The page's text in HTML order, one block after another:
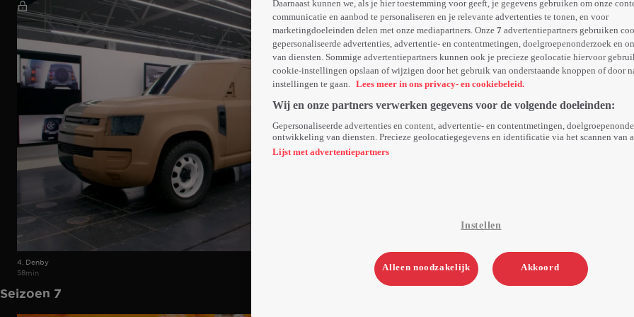
4. Denby
58min
Do 23 okt 25
5. Chairs/Ercol
58min
Seizoen 7
Daarnaast kunnen we, als je hier toestemming voor geeft, je gegevens gebruiken om onze
communicatie en aanbod te personaliseren en je relevante advertenties te tonen, en voor
marketingdoeleinden delen met onze mediapartners. Onze 7 advertentiepartners gebruiken
gepersonaliseerde advertenties, advertentie- en contentmetingen, doelgroepenonderzoek en
van diensten. Sommige advertentiepartners kunnen ook je precieze geolocatie hiervoor
cookie-instellingen opslaan of wijzigen door het gebruik van onderstaande knoppen of door
instellingen te gaan.
Lees meer in ons privacy- en cookiebeleid.
Wij en onze partners verwerken gegevens voor de volgende doeleinden:
Gepersonaliseerde advertenties en content, advertentie- en contentmetingen,
ontwikkeling van diensten. Precieze geolocatiegegevens en identificatie via het scannen van
Lijst met advertentiepartners
Instellen
Alleen noodzakelijk Akkoord